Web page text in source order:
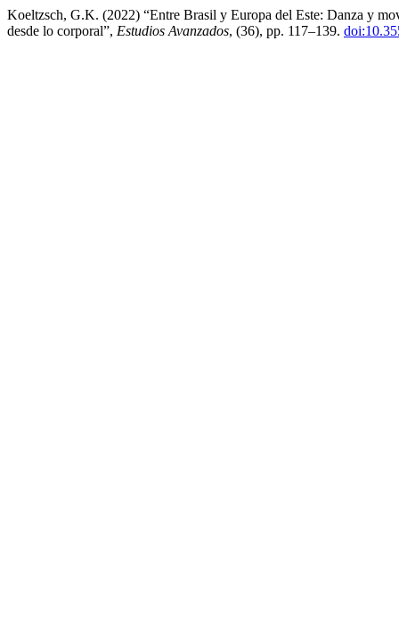
Koeltzsch, G.K. (2022) “Entre Brasil y Europa del Este: Danza y
desde lo corporal”, Estudios Avanzados, (36), pp. 117–139.